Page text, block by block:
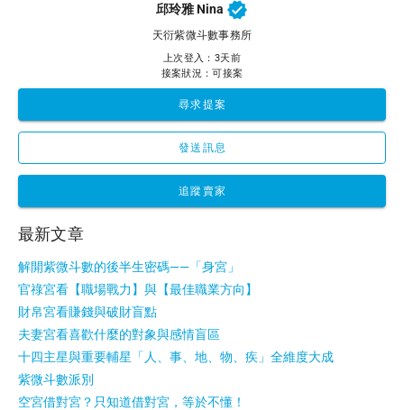
邱玲雅 Nina
天衍紫微斗數事務所
上次登入：3天前
接案狀況：可接案
尋求提案
發送訊息
追蹤賣家
最新文章
解開紫微斗數的後半生密碼——「身宮」
官祿宮看【職場戰力】與【最佳職業方向】
財帛宮看賺錢與破財盲點
夫妻宮看喜歡什麼的對象與感情盲區
十四主星與重要輔星「人、事、地、物、疾」全維度大成
紫微斗數派別
空宮借對宮？只知道借對宮，等於不懂！